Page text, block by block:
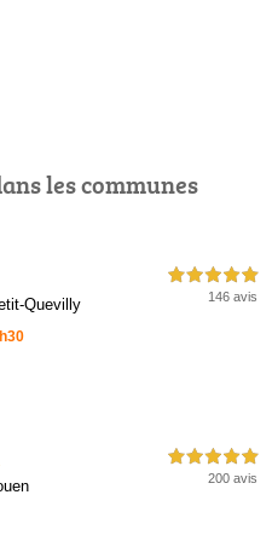
les communes
Quevilly
5,0 étoiles sur 5
146 avis
5,0 étoiles sur 5
200 avis